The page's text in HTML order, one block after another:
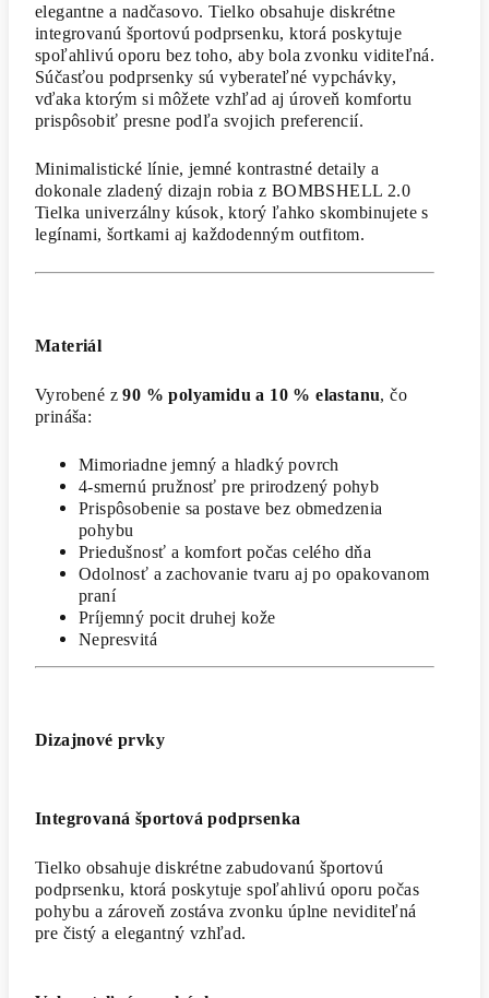
elegantne a nadčasovo. Tielko obsahuje diskrétne
integrovanú športovú podprsenku, ktorá poskytuje
spoľahlivú oporu bez toho, aby bola zvonku viditeľná.
Súčasťou podprsenky sú vyberateľné vypchávky,
vďaka ktorým si môžete vzhľad aj úroveň komfortu
prispôsobiť presne podľa svojich preferencií.
Minimalistické línie, jemné kontrastné detaily a
dokonale zladený dizajn robia z BOMBSHELL 2.0
Tielka univerzálny kúsok, ktorý ľahko skombinujete s
legínami, šortkami aj každodenným outfitom.
Materiál
Vyrobené z90 % polyamidu a 10 % elastanu, čo
prináša:
Mimoriadne jemný a hladký povrch
4-smernú pružnosť pre prirodzený pohyb
Prispôsobenie sa postave bez obmedzenia
pohybu
Priedušnosť a komfort počas celého dňa
Odolnosť a zachovanie tvaru aj po opakovanom
praní
Príjemný pocit druhej kože
Nepresvitá
Dizajnové prvky
Integrovaná športová podprsenka
Tielko obsahuje diskrétne zabudovanú športovú
podprsenku, ktorá poskytuje spoľahlivú oporu počas
pohybu a zároveň zostáva zvonku úplne neviditeľná
pre čistý a elegantný vzhľad.